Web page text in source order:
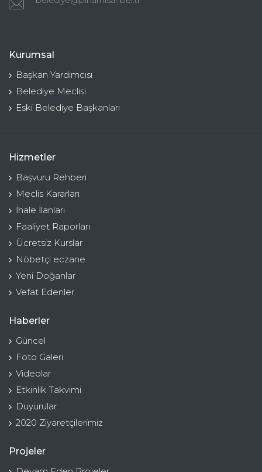
Kurumsal
Başkan Yardımcısı
Belediye Meclisi
Eski Belediye Başkanları
Hizmetler
Başvuru Rehberi
Meclis Kararları
İhale İlanları
Faaliyet Raporları
Ücretsiz Kurslar
Nöbetçi eczane
Yeni Doğanlar
Vefat Edenler
Haberler
Güncel
Foto Galeri
Videolar
Etkinlik Takvimi
Duyurular
2020 Ziyaretçilerimiz
Projeler